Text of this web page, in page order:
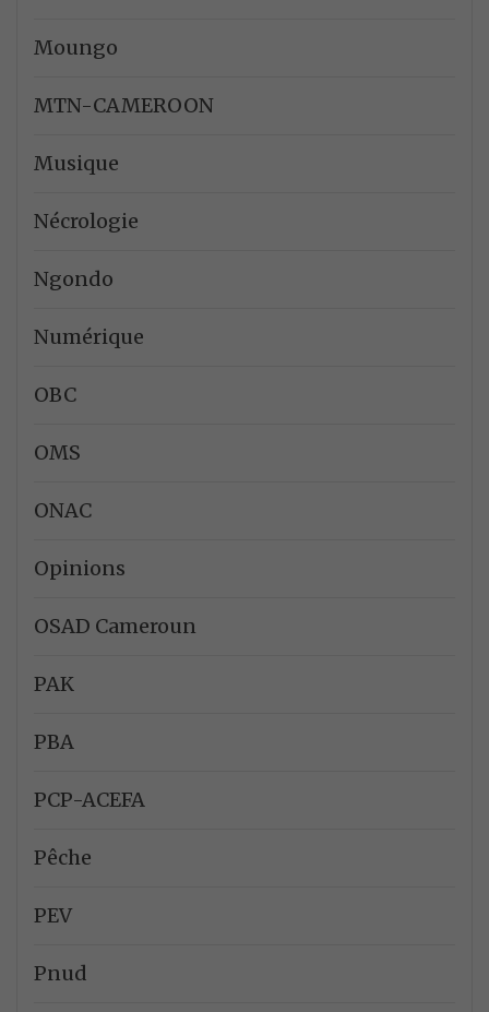
Moungo
MTN-CAMEROON
Musique
Nécrologie
Ngondo
Numérique
OBC
OMS
ONAC
Opinions
OSAD Cameroun
PAK
PBA
PCP-ACEFA
Pêche
PEV
Pnud